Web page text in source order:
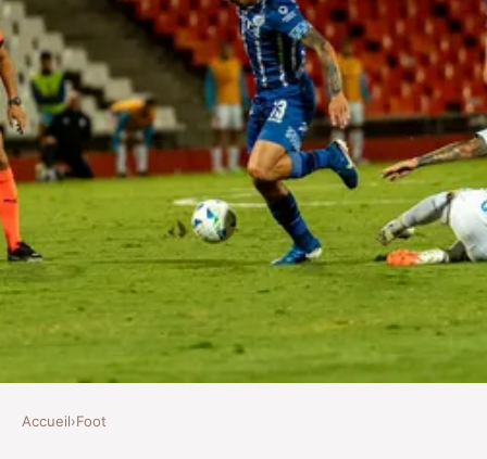
Accueil›Foot